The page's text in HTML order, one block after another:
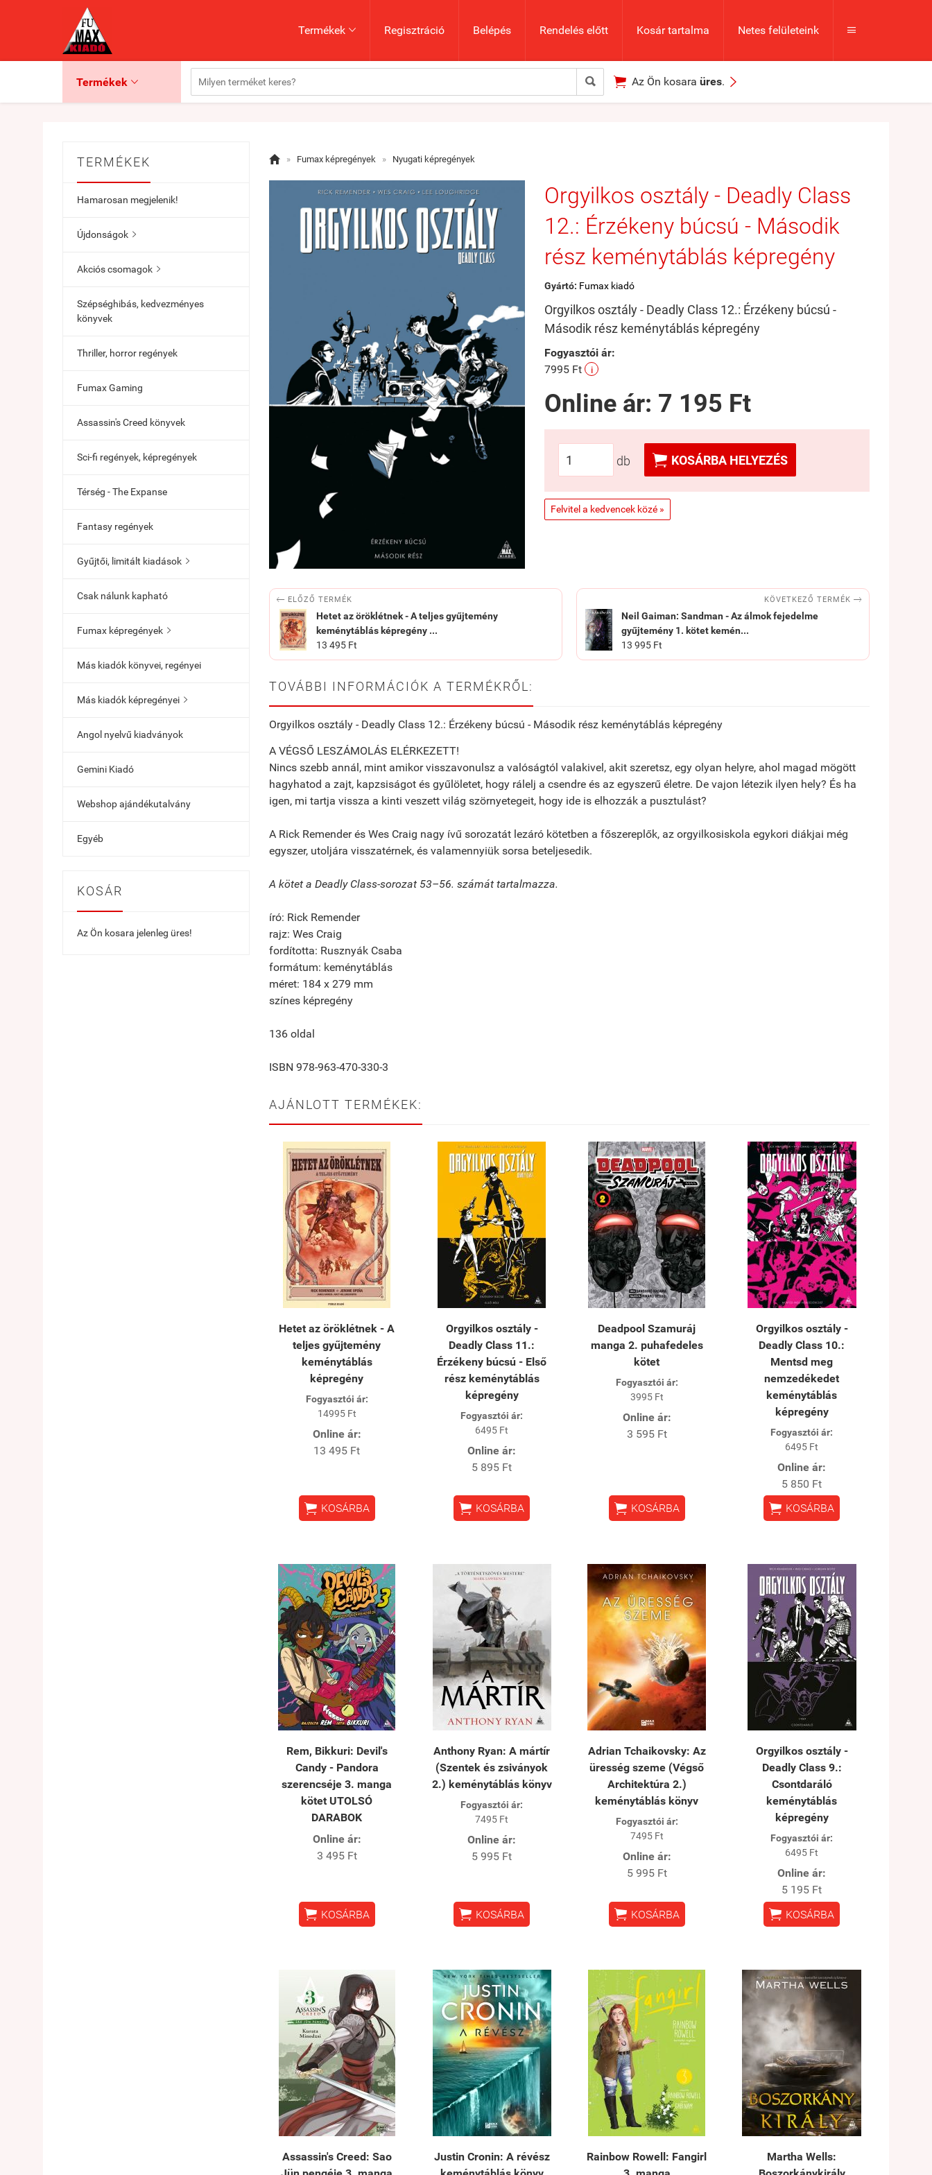
Termékek  Regisztráció Belépés Rendelés előtt Kosár tartalma Netes felületeink 
Termékek    Az Ön kosara üres. 
TERMÉKEK
Hamarosan megjelenik!
Újdonságok 
Akciós csomagok 
Szépséghibás, kedvezményes
könyvek
Thriller, horror regények
Fumax Gaming
Assassin's Creed könyvek
Sci-fi regények, képregények
Térség - The Expanse
Fantasy regények
Gyűjtői, limitált kiadások 
Csak nálunk kapható
Fumax képregények 
Más kiadók könyvei, regényei
Más kiadók képregényei 
Angol nyelvű kiadványok
Gemini Kiadó
Webshop ajándékutalvány
Egyéb
KOSÁR
Az Ön kosara jelenleg üres!
 » Fumax képregények » Nyugati képregények
Orgyilkos osztály - Deadly Class
12.: Érzékeny búcsú - Második
rész keménytáblás képregény
Gyártó: Fumax kiadó
Orgyilkos osztály - Deadly Class 12.: Érzékeny búcsú -
Második rész keménytáblás képregény
Fogyasztói ár:
7995 Ft
i
Online ár: 7 195 Ft
db  KOSÁRBA HELYEZÉS
Felvitel a kedvencek közé »
 ELŐZŐ TERMÉK
Hetet az öröklétnek - A teljes gyűjtemény
keménytáblás képregény ...
13 495 Ft
KÖVETKEZŐ TERMÉK 
Neil Gaiman: Sandman - Az álmok fejedelme
gyűjtemény 1. kötet kemén...
13 995 Ft
TOVÁBBI INFORMÁCIÓK A TERMÉKRŐL:
Orgyilkos osztály - Deadly Class 12.: Érzékeny búcsú - Második rész keménytáblás képregény
A VÉGSŐ LESZÁMOLÁS ELÉRKEZETT!
Nincs szebb annál, mint amikor visszavonulsz a valóságtól valakivel, akit szeretsz, egy olyan helyre, ahol magad mögött
hagyhatod a zajt, kapzsiságot és gyűlöletet, hogy rálelj a csendre és az egyszerű életre. De vajon létezik ilyen hely? És ha
igen, mi tartja vissza a kinti veszett világ szörnyetegeit, hogy ide is elhozzák a pusztulást?
A Rick Remender és Wes Craig nagy ívű sorozatát lezáró kötetben a főszereplők, az orgyilkosiskola egykori diákjai még
egyszer, utoljára visszatérnek, és valamennyiük sorsa beteljesedik.
A kötet a Deadly Class-sorozat 53–56. számát tartalmazza.
író: Rick Remender
rajz: Wes Craig
fordította: Rusznyák Csaba
formátum: keménytáblás
méret: 184 x 279 mm
színes képregény
136 oldal
ISBN 978-963-470-330-3
AJÁNLOTT TERMÉKEK:
Hetet az öröklétnek - A
teljes gyűjtemény
keménytáblás
képregény
Fogyasztói ár:
14995 Ft
Online ár:
13 495 Ft
 KOSÁRBA
Orgyilkos osztály -
Deadly Class 11.:
Érzékeny búcsú - Első
rész keménytáblás
képregény
Fogyasztói ár:
6495 Ft
Online ár:
5 895 Ft
 KOSÁRBA
Deadpool Szamuráj
manga 2. puhafedeles
kötet
Fogyasztói ár:
3995 Ft
Online ár:
3 595 Ft
 KOSÁRBA
Orgyilkos osztály -
Deadly Class 10.:
Mentsd meg
nemzedékedet
keménytáblás
képregény
Fogyasztói ár:
6495 Ft
Online ár:
5 850 Ft
 KOSÁRBA
Rem, Bikkuri: Devil's
Candy - Pandora
szerencséje 3. manga
kötet UTOLSÓ
DARABOK
Online ár:
3 495 Ft
 KOSÁRBA
Anthony Ryan: A mártír
(Szentek és zsiványok
2.) keménytáblás könyv
Fogyasztói ár:
7495 Ft
Online ár:
5 995 Ft
 KOSÁRBA
Adrian Tchaikovsky: Az
üresség szeme (Végső
Architektúra 2.)
keménytáblás könyv
Fogyasztói ár:
7495 Ft
Online ár:
5 995 Ft
 KOSÁRBA
Orgyilkos osztály -
Deadly Class 9.:
Csontdaráló
keménytáblás
képregény
Fogyasztói ár:
6495 Ft
Online ár:
5 195 Ft
 KOSÁRBA
Assassin's Creed: Sao
Justin Cronin: A révész
Rainbow Rowell: Fangirl
Martha Wells: